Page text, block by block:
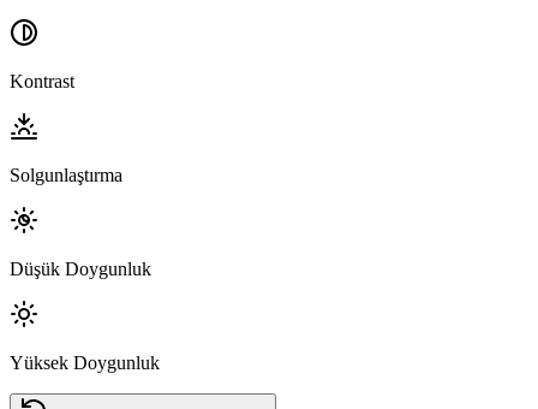
Kontrast
Solgunlaştırma
Düşük Doygunluk
Yüksek Doygunluk